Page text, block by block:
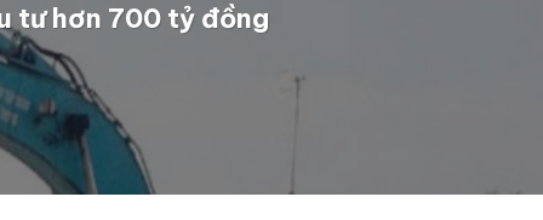
tư hơn 700 tỷ đồng